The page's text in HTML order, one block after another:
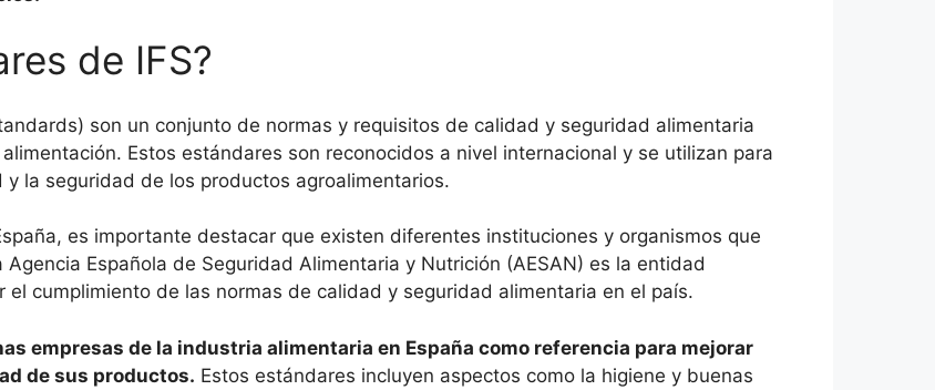
de IFS?
son un conjunto de normas y requisitos de calidad y seguridad alimentaria
Estos estándares son reconocidos a nivel internacional y se utilizan para
la seguridad de los productos agroalimentarios.
es importante destacar que existen diferentes instituciones y organismos que
Española de Seguridad Alimentaria y Nutrición (AESAN) es la entidad
cumplimiento de las normas de calidad y seguridad alimentaria en el país.
empresas de la industria alimentaria en España como referencia para mejorar
de sus productos. Estos estándares incluyen aspectos como la higiene y buenas